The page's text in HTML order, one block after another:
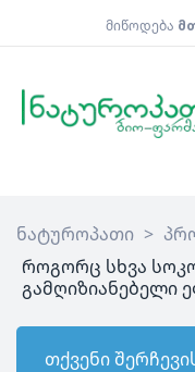
მიწოდება
ნატუროპათი >
როგორც სხვა
გამღიზიანებელი
თქვენი